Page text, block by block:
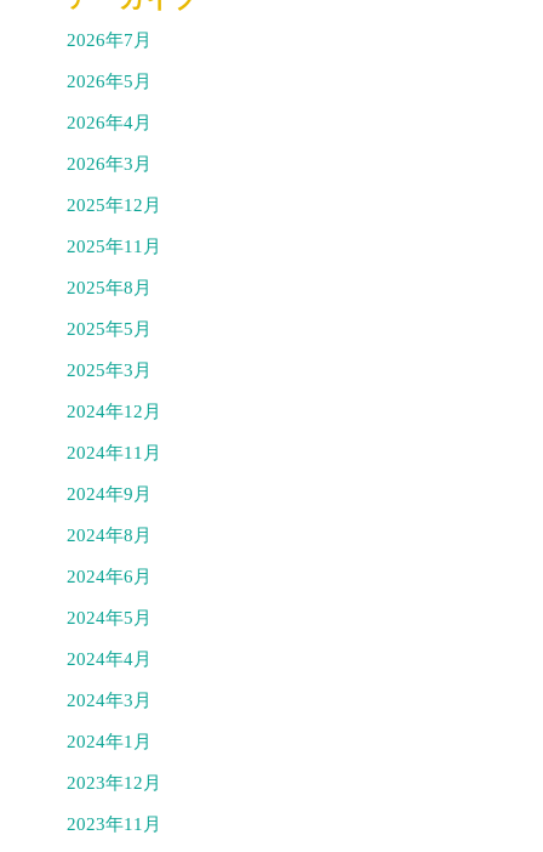
2026年7月
2026年5月
2026年4月
2026年3月
2025年12月
2025年11月
2025年8月
2025年5月
2025年3月
2024年12月
2024年11月
2024年9月
2024年8月
2024年6月
2024年5月
2024年4月
2024年3月
2024年1月
2023年12月
2023年11月